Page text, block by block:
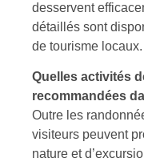
desservent
détaillés sont
de tourisme locaux.
Quelles activités
recommandées
Outre les
visiteurs peuvent
nature et